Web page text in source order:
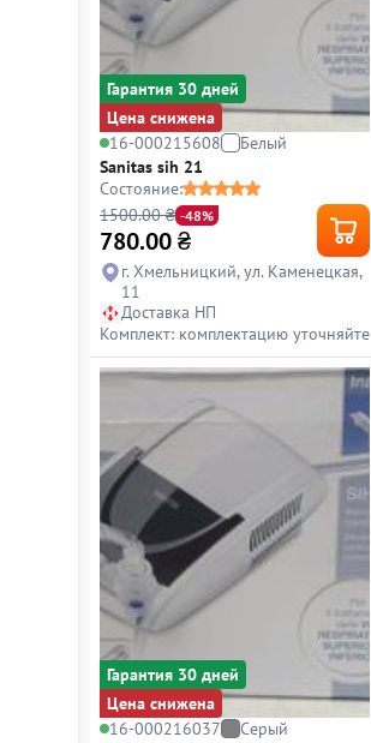
Гарантия 30 дней
Цена снижена
16-000215608
Белый
Sanitas sih 21
Состояние:
1500.00 ₴ -48%
780.00₴
г. Хмельницкий, ул. Каменецкая,
11
Доставка НП
Комплект: комплектацию уточняйте
Гарантия 30 дней
Цена снижена
16-000216037
Серый